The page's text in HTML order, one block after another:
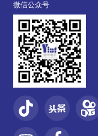
微信公众号